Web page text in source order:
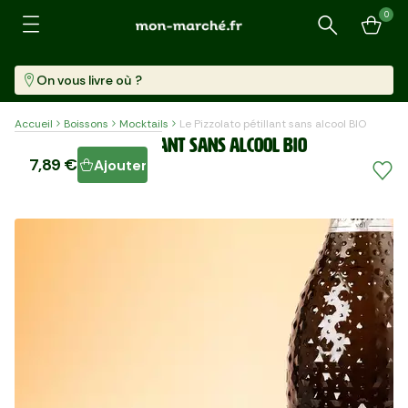
Recherche
0
On vous livre où ?
Accueil Boissons Mocktails Le Pizzolato pétillant sans alcool BIO
Le Pizzolato pétillant sans alcool BIO
7,89 € Ajouter